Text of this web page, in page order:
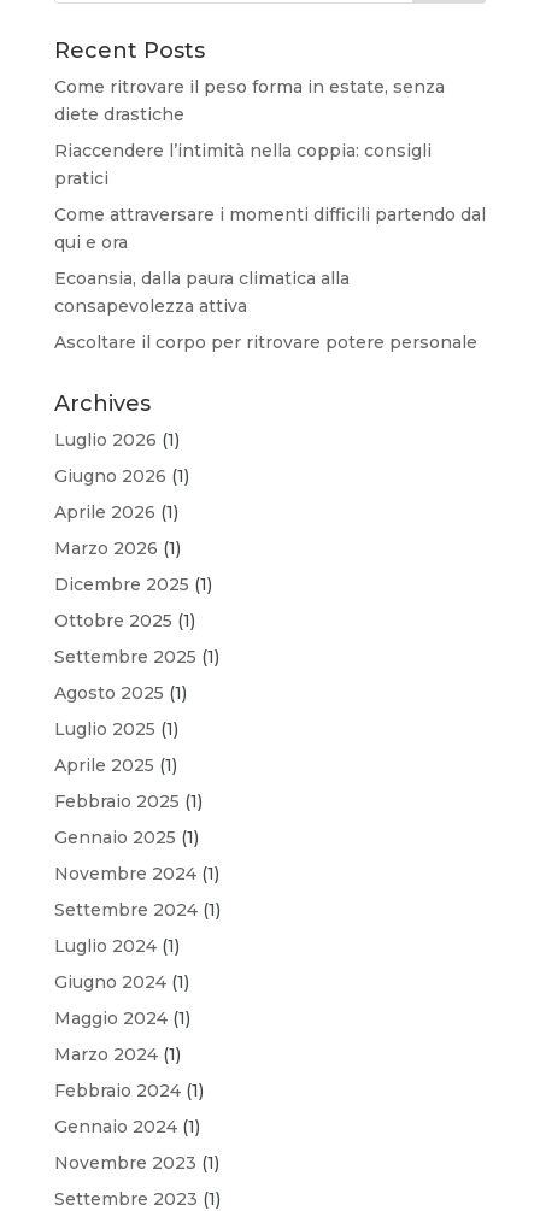
Recent Posts
Come ritrovare il peso forma in estate, senza
diete drastiche
Riaccendere l’intimità nella coppia: consigli
pratici
Come attraversare i momenti difficili partendo dal
qui e ora
Ecoansia, dalla paura climatica alla
consapevolezza attiva
Ascoltare il corpo per ritrovare potere personale
Archives
Luglio 2026 (1)
Giugno 2026 (1)
Aprile 2026 (1)
Marzo 2026 (1)
Dicembre 2025 (1)
Ottobre 2025 (1)
Settembre 2025 (1)
Agosto 2025 (1)
Luglio 2025 (1)
Aprile 2025 (1)
Febbraio 2025 (1)
Gennaio 2025 (1)
Novembre 2024(1)
Settembre 2024(1)
Luglio 2024(1)
Giugno 2024(1)
Maggio 2024(1)
Marzo 2024(1)
Febbraio 2024(1)
Gennaio 2024(1)
Novembre 2023 (1)
Settembre 2023 (1)